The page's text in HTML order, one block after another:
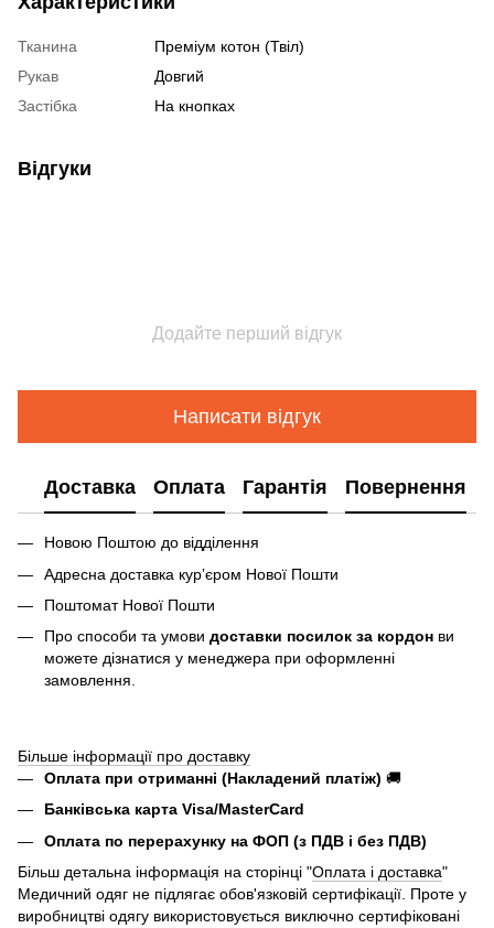
Тканина
Преміум котон (Твіл)
Рукав
Довгий
Застібка
На кнопках
Відгуки
Додайте перший відгук
Написати відгук
Доставка Оплата Гарантія Повернення
Новою Поштою до відділення
Адресна доставка курʼєром Нової Пошти
Поштомат Нової Пошти
Про способи та умови доставки посилок за кордон ви
можете дізнатися у менеджера при оформленні
замовлення.
Більше інформації про доставку
Оплата при отриманні (Накладений платіж) 🚚
Банківська карта Visa/MasterCard
Оплата по перерахунку на ФОП (з ПДВ і без ПДВ)
Більш детальна інформація на сторінці "Оплата і доставка"
Медичний одяг не підлягає обов'язковій сертифікації. Проте у
виробництві одягу використовується виключно сертифіковані